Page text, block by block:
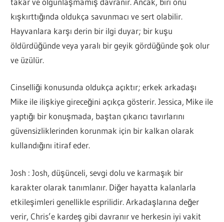
kışkırttığında oldukça savunmacı ve sert olabilir.
Hayvanlara karşı derin bir ilgi duyar; bir kuşu
öldürdüğünde veya yaralı bir geyik gördüğünde şok olur
ve üzülür.
Cinselliği konusunda oldukça açıktır; erkek arkadaşı
Mike ile ilişkiye gireceğini açıkça gösterir. Jessica, Mike ile
yaptığı bir konuşmada, baştan çıkarıcı tavırlarını
güvensizliklerinden korunmak için bir kalkan olarak
kullandığını itiraf eder.
Josh : Josh, düşünceli, sevgi dolu ve karmaşık bir
karakter olarak tanımlanır. Diğer hayatta kalanlarla
etkileşimleri genellikle esprilidir. Arkadaşlarına değer
verir, Chris’e kardeş gibi davranır ve herkesin iyi vakit